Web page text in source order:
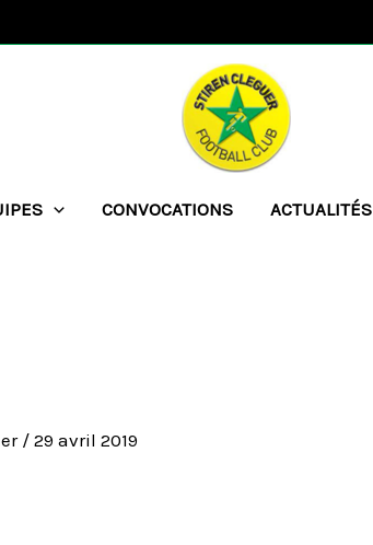
CONVOCATIONS ACTUALITÉS
/ 29 avril 2019